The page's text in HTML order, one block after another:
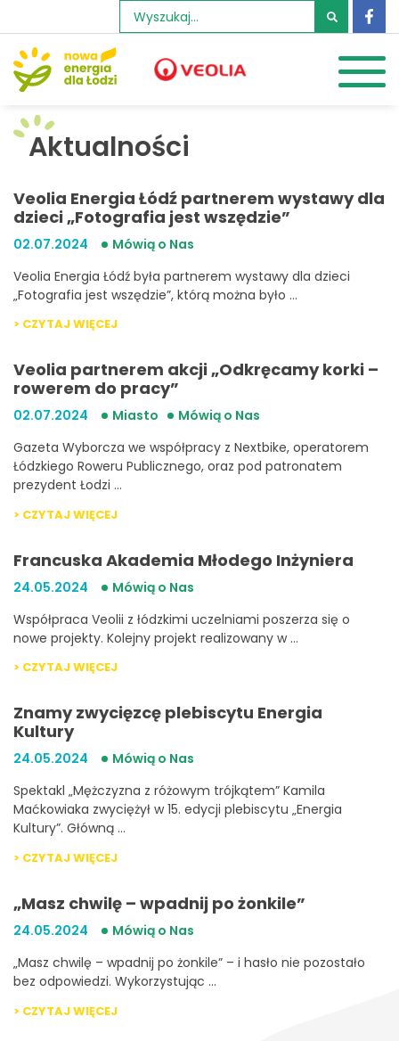
Szukaj:
Aktualności
Veolia Energia Łódź partnerem wystawy dla
dzieci „Fotografia jest wszędzie”
02.07.2024
Mówią o Nas
Veolia Energia Łódź była partnerem wystawy dla dzieci
„Fotografia jest wszędzie”, którą można było …
> CZYTAJ WIĘCEJ
Veolia partnerem akcji „Odkręcamy korki –
rowerem do pracy”
02.07.2024 Miasto
Mówią o Nas
Gazeta Wyborcza we współpracy z Nextbike, operatorem
Łódzkiego Roweru Publicznego, oraz pod patronatem
prezydent Łodzi …
> CZYTAJ WIĘCEJ
Francuska Akademia Młodego Inżyniera
24.05.2024
Mówią o Nas
Współpraca Veolii z łódzkimi uczelniami poszerza się o
nowe projekty. Kolejny projekt realizowany w …
> CZYTAJ WIĘCEJ
Znamy zwycięzcę plebiscytu Energia
Kultury
24.05.2024
Mówią o Nas
Spektakl „Mężczyzna z różowym trójkątem” Kamila
Maćkowiaka zwyciężył w 15. edycji plebiscytu „Energia
Kultury”. Główną …
> CZYTAJ WIĘCEJ
„Masz chwilę – wpadnij po żonkile”
24.05.2024
Mówią o Nas
„Masz chwilę – wpadnij po żonkile” – i hasło nie pozostało
bez odpowiedzi. Wykorzystując …
> CZYTAJ WIĘCEJ